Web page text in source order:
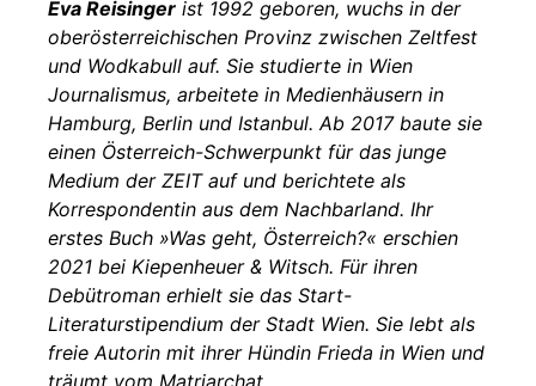
Eva Reisinger ist 1992 geboren, wuchs in der
oberösterreichischen Provinz zwischen Zeltfest
und Wodkabull auf. Sie studierte in Wien
Journalismus, arbeitete in Medienhäusern in
Hamburg, Berlin und Istanbul. Ab 2017 baute sie
einen Österreich-Schwerpunkt für das junge
Medium der ZEIT auf und berichtete als
Korrespondentin aus dem Nachbarland. Ihr
erstes Buch »Was geht, Österreich?« erschien
2021 bei Kiepenheuer & Witsch. Für ihren
Debütroman erhielt sie das Start-
Literaturstipendium der Stadt Wien. Sie lebt als
freie Autorin mit ihrer Hündin Frieda in Wien und
träumt vom Matriarchat.